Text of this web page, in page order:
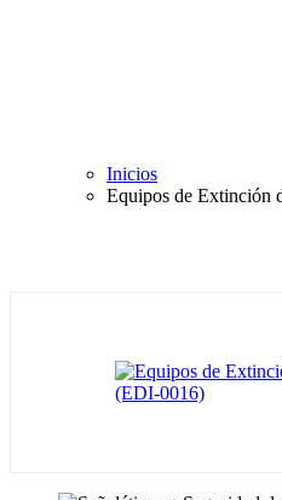
Inicios
Equipos de Extinción